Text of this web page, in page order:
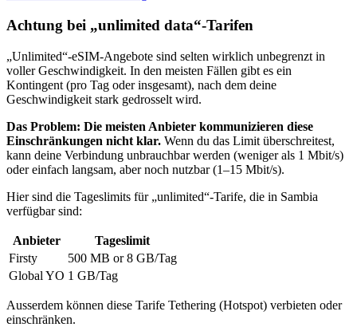
Achtung bei „unlimited data“-Tarifen
„Unlimited“-eSIM-Angebote sind selten wirklich unbegrenzt in
voller Geschwindigkeit. In den meisten Fällen gibt es ein
Kontingent (pro Tag oder insgesamt), nach dem deine
Geschwindigkeit stark gedrosselt wird.
Das Problem: Die meisten Anbieter kommunizieren diese
Einschränkungen nicht klar. Wenn du das Limit überschreitest,
kann deine Verbindung unbrauchbar werden (weniger als 1 Mbit/s)
oder einfach langsam, aber noch nutzbar (1–15 Mbit/s).
Hier sind die Tageslimits für „unlimited“-Tarife, die in Sambia
verfügbar sind:
Anbieter
Tageslimit
Firsty
500 MB or 8 GB/Tag
Global YO 1 GB/Tag
Ausserdem können diese Tarife Tethering (Hotspot) verbieten oder
einschränken.